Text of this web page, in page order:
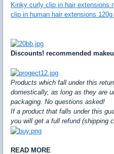
Kinky curly clip in hair extensions
clip in human hair extensions
Discounts! recommended
Products which fall under this
domestically, as long as they are
packaging. No questions asked!
If a product that falls under this
you will get a full refund (shipping
READ MORE